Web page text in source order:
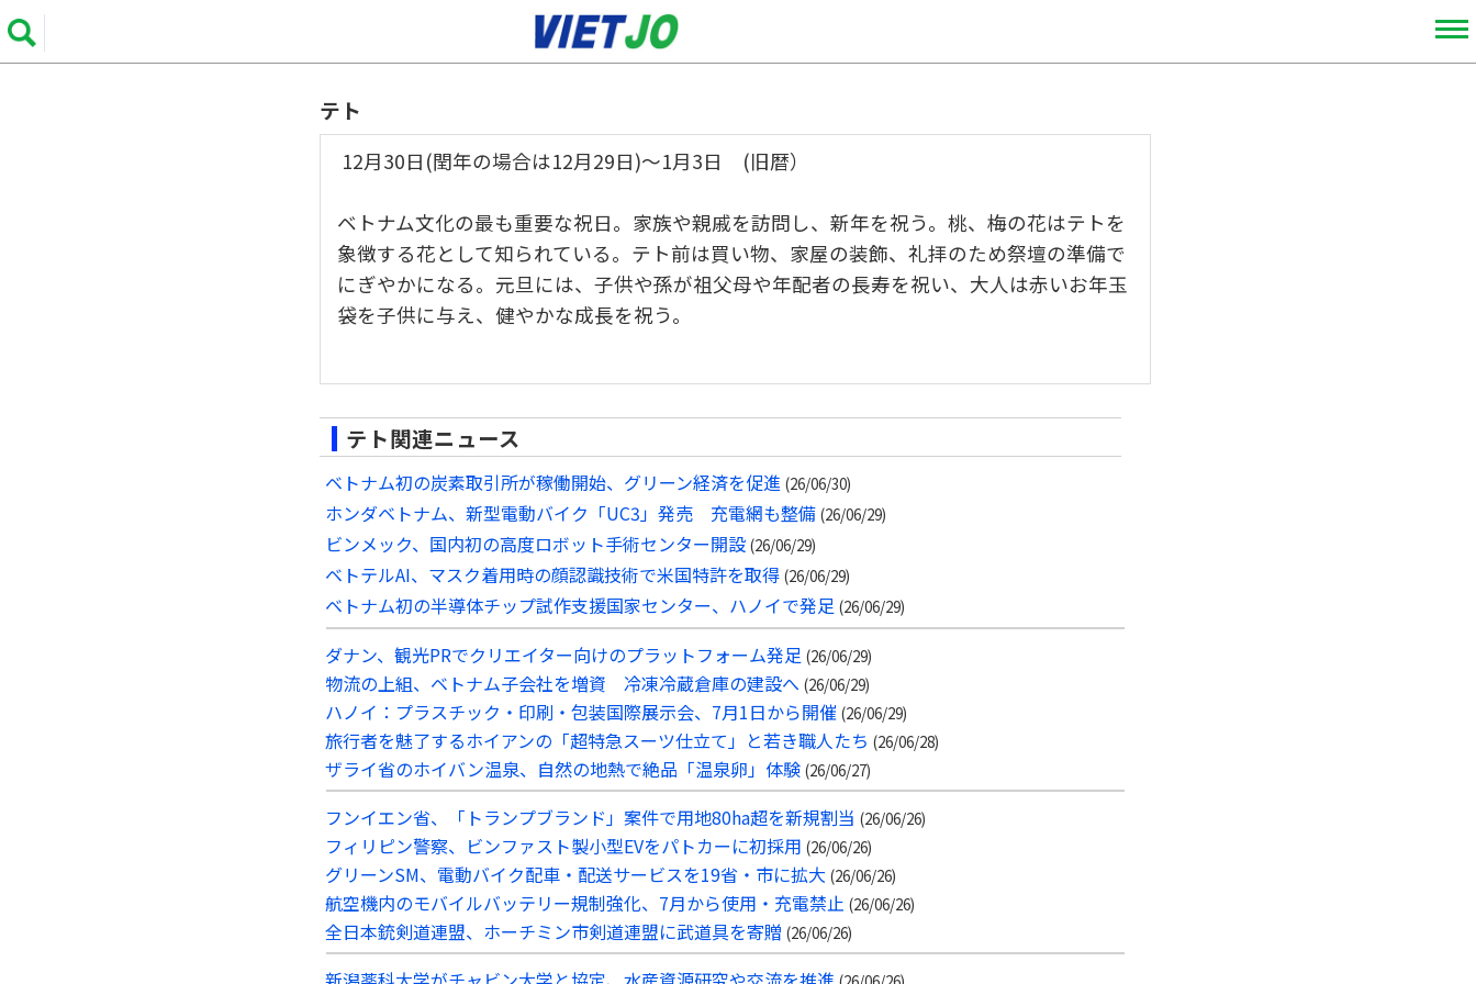
テト
12月30日(閏年の場合は12月29日)～1月3日 (旧暦）
ベトナム文化の最も重要な祝日。家族や親戚を訪問し、新年を祝う。桃、梅の花はテトを
象徴する花として知られている。テト前は買い物、家屋の装飾、礼拝のため祭壇の準備で
にぎやかになる。元旦には、子供や孫が祖父母や年配者の長寿を祝い、大人は赤いお年玉
袋を子供に与え、健やかな成長を祝う。
テト関連ニュース
ベトナム初の炭素取引所が稼働開始、グリーン経済を促進 (26/06/30)
ホンダベトナム、新型電動バイク「UC3」発売 充電網も整備 (26/06/29)
ビンメック、国内初の高度ロボット手術センター開設 (26/06/29)
ベトテルAI、マスク着用時の顔認識技術で米国特許を取得 (26/06/29)
ベトナム初の半導体チップ試作支援国家センター、ハノイで発足 (26/06/29)
ダナン、観光PRでクリエイター向けのプラットフォーム発足 (26/06/29)
物流の上組、ベトナム子会社を増資 冷凍冷蔵倉庫の建設へ (26/06/29)
ハノイ：プラスチック・印刷・包装国際展示会、7月1日から開催 (26/06/29)
旅行者を魅了するホイアンの「超特急スーツ仕立て」と若き職人たち (26/06/28)
ザライ省のホイバン温泉、自然の地熱で絶品「温泉卵」体験 (26/06/27)
フンイエン省、「トランプブランド」案件で用地80ha超を新規割当 (26/06/26)
フィリピン警察、ビンファスト製小型EVをパトカーに初採用 (26/06/26)
グリーンSM、電動バイク配車・配送サービスを19省・市に拡大 (26/06/26)
航空機内のモバイルバッテリー規制強化、7月から使用・充電禁止 (26/06/26)
全日本銃剣道連盟、ホーチミン市剣道連盟に武道具を寄贈 (26/06/26)